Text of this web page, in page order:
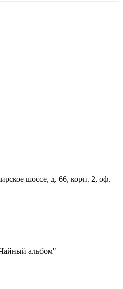
шоссе, д. 66, корп. 2, оф.
альбом"